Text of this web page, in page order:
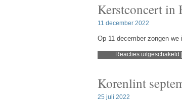
Kerstconcert in
11 december 2022
Op 11 december zongen
Reacties uitgeschakeld
Korenlint
25 juli 2022